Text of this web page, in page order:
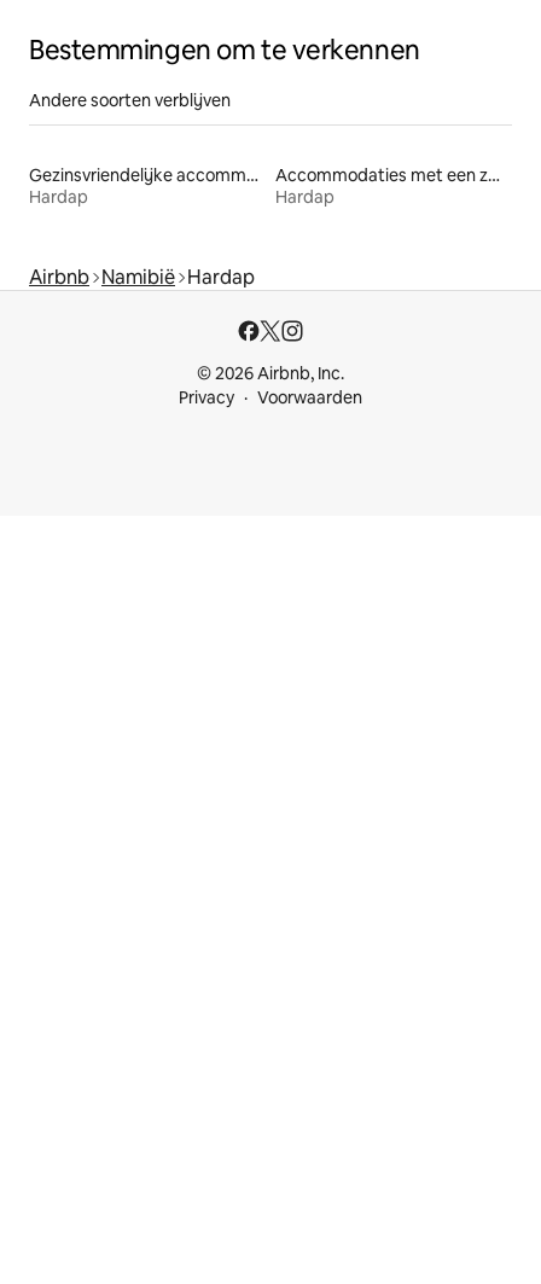
Bestemmingen om te verkennen
Andere soorten verblijven
Gezinsvriendelijke accommodaties
Hardap
Accommodaties met een zwembad
Hardap
Airbnb Namibië Hardap
© 2026 Airbnb, Inc.
Privacy
Voorwaarden